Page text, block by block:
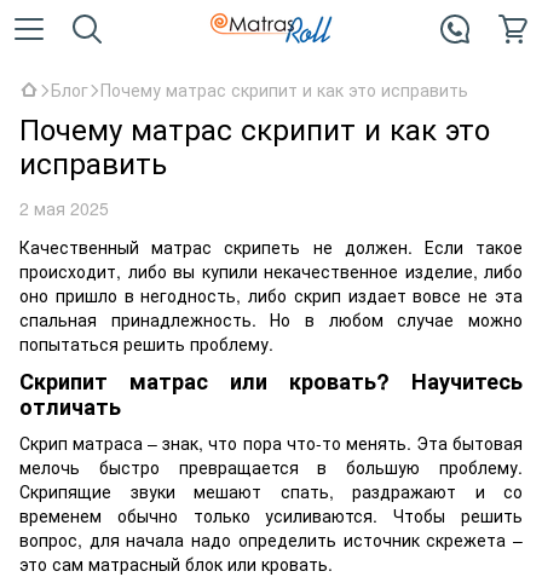
Блог Почему матрас скрипит и как это исправить
Почему матрас скрипит и как это
исправить
2 мая 2025
Качественный матрас скрипеть не должен. Если такое
происходит, либо вы купили некачественное изделие, либо
оно пришло в негодность, либо скрип издает вовсе не эта
спальная принадлежность. Но в любом случае можно
попытаться решить проблему.
Скрипит матрас или кровать? Научитесь
отличать
Скрип матраса – знак, что пора что-то менять. Эта бытовая
мелочь быстро превращается в большую проблему.
Скрипящие звуки мешают спать, раздражают и со
временем обычно только усиливаются. Чтобы решить
вопрос, для начала надо определить источник скрежета –
это сам матрасный блок или кровать.